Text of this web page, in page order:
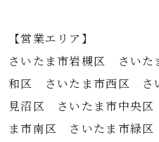
【営業エリア】
さいたま市岩槻区 さい
和区 さいたま市西区 さ
見沼区 さいたま市中央
ま市南区 さいたま市緑